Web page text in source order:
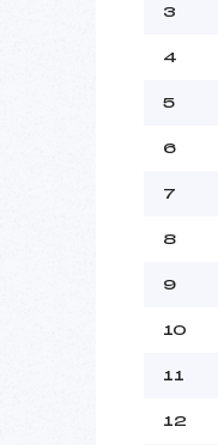
3
4
5
6
7
8
9
10
11
12